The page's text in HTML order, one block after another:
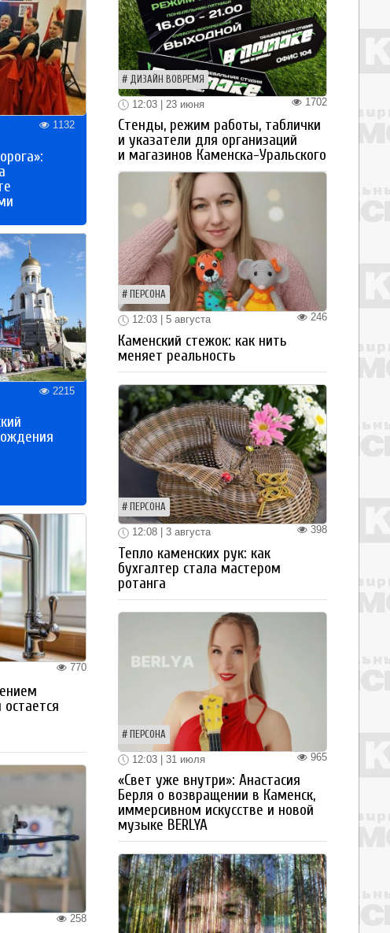
1132
2215
770
258
ДИЗАЙН ВОВРЕМЯ
1702
12:03 | 23 июня
Стенды, режим работы, таблички
и указатели для организаций
и магазинов Каменска-Уральского
ПЕРСОНА
246
12:03 | 5 августа
Каменский стежок: как нить
меняет реальность
ПЕРСОНА
398
12:08 | 3 августа
Тепло каменских рук: как
бухгалтер стала мастером
ротанга
ПЕРСОНА
965
12:03 | 31 июля
«Свет уже внутри»: Анастасия
Берля о возвращении в Каменск,
иммерсивном искусстве и новой
музыке BERLYA